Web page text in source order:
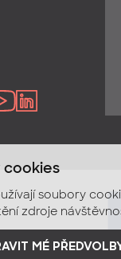
cookies
soubory
zdroje
MÉ